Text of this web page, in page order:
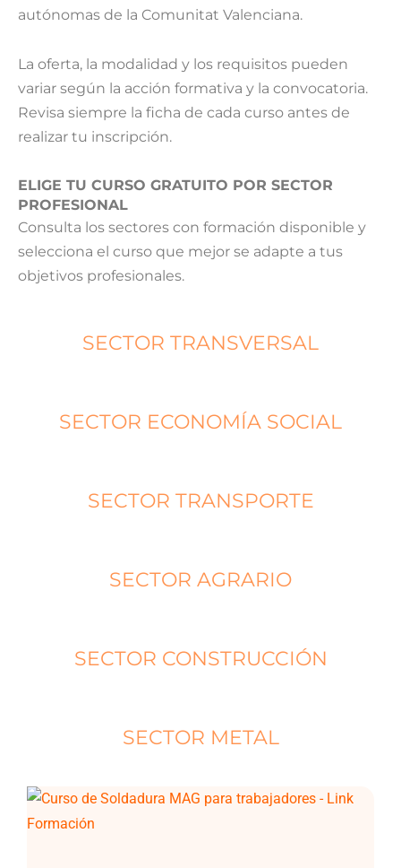
autónomas de la Comunitat Valenciana.
La oferta, la modalidad y los requisitos pueden
variar según la acción formativa y la convocatoria.
Revisa siempre la ficha de cada curso antes de
realizar tu inscripción.
ELIGE TU CURSO GRATUITO POR SECTOR
PROFESIONAL
Consulta los sectores con formación disponible y
selecciona el curso que mejor se adapte a tus
objetivos profesionales.
SECTOR TRANSVERSAL
SECTOR ECONOMÍA SOCIAL
SECTOR TRANSPORTE
SECTOR AGRARIO
SECTOR CONSTRUCCIÓN
SECTOR METAL